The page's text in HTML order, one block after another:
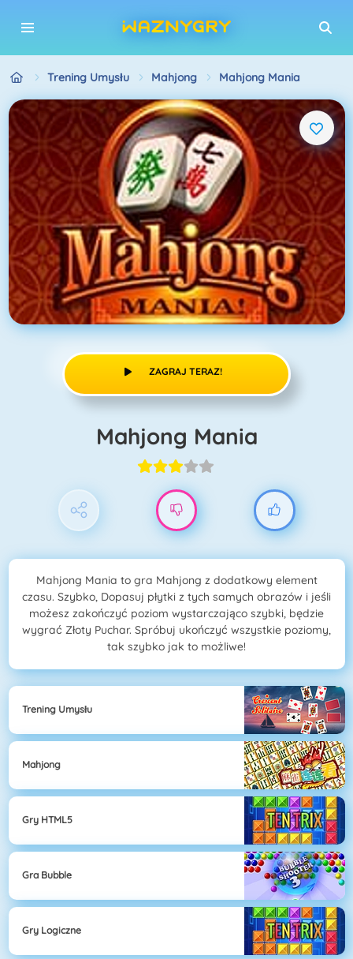
Trening Umysłu Mahjong Mahjong Mania
ZAGRAJ TERAZ!
Mahjong Mania
Mahjong Mania to gra Mahjong z dodatkowy element
czasu. Szybko, Dopasuj płytki z tych samych obrazów i jeśli
możesz zakończyć poziom wystarczająco szybki, będzie
wygrać Złoty Puchar. Spróbuj ukończyć wszystkie poziomy,
tak szybko jak to możliwe!
Trening Umysłu
Mahjong
Gry HTML5
Gra Bubble
Gry Logiczne